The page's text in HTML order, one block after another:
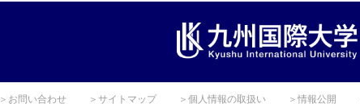
＞お問い合わせ ＞サイトマップ ＞個人情報の取扱い ＞情報公開